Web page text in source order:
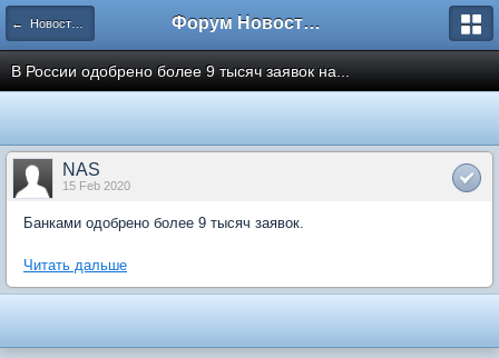
← Новости рынка недвижимости Форум Новостройки
В России одобрено более 9 тысяч заявок на...
NAS
15 Feb 2020
Банками одобрено более 9 тысяч заявок.
Читать дальше